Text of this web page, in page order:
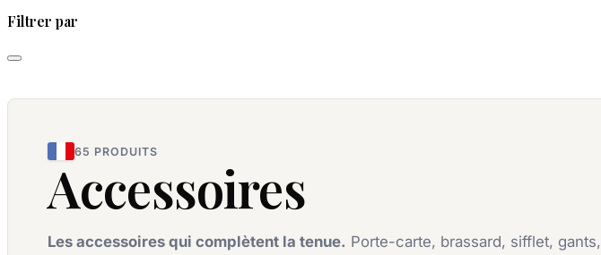
Filtrer par
65 PRODUITS
Accessoires
Les accessoires qui complètent la tenue. Porte-carte, brassard, sifflet, gants,